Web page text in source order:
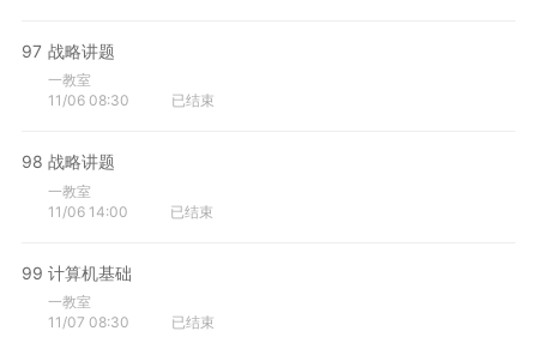
97 战略讲题
一教室
11/06 08:30
已结束
98 战略讲题
一教室
11/06 14:00
已结束
99 计算机基础
一教室
11/07 08:30
已结束